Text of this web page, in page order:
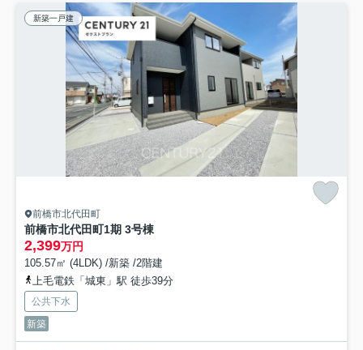
新築一戸建
前橋市北代田町
前橋市北代田町1期 3号棟
2,399万円
105.57㎡ (4LDK) /新築 /2階建
上毛電鉄「城東」駅 徒歩39分
公共下水
新築